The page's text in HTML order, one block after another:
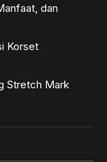
dan
Korset
Stretch Mark